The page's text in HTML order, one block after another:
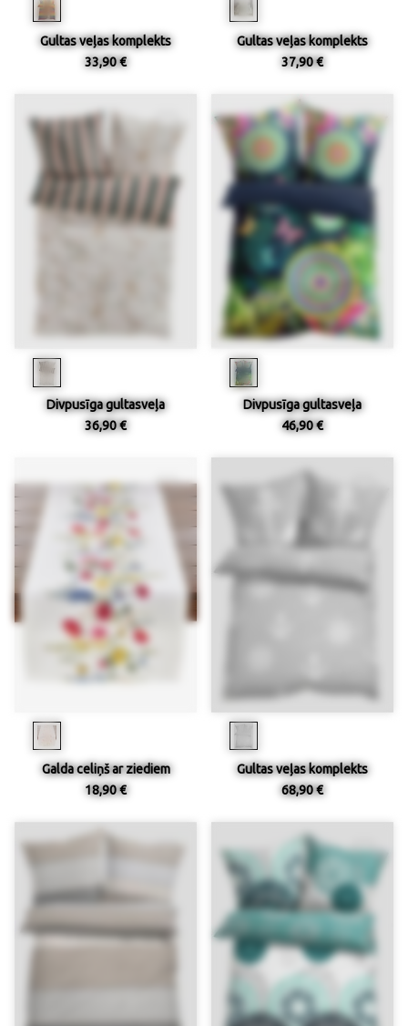
Gultas veļas komplekts
33,90 €
Gultas veļas komplekts
37,90 €
Divpusīga gultasveļa
36,90 €
Divpusīga gultasveļa
46,90 €
Galda celiņš ar ziediem
18,90 €
Gultas veļas komplekts
68,90 €